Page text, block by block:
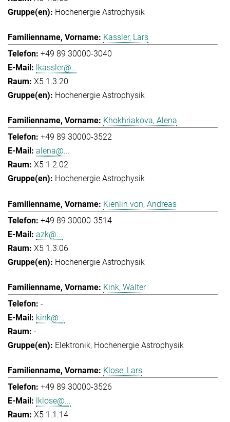
Hochenergie Astrophysik
Kassler, Lars
+49 89 30000-3040
lkassler@...
X5 1.3.20
Hochenergie Astrophysik
Khokhriakova, Alena
+49 89 30000-3522
alena@...
X5 1.2.02
Hochenergie Astrophysik
Kienlin von, Andreas
+49 89 30000-3514
azk@...
X5 1.3.06
Hochenergie Astrophysik
Kink, Walter
-
kink@...
-
Elektronik Hochenergie Astrophysik
Klose, Lars
+49 89 30000-3526
lklose@...
X5 1.1.14